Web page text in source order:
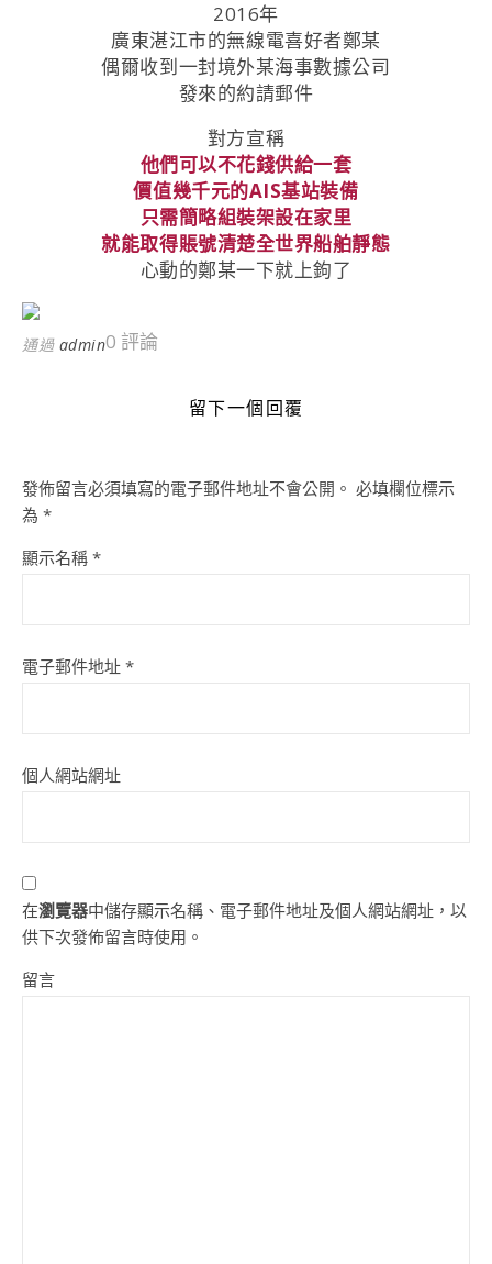
2016年
廣東湛江市的無線電喜好者鄭某
偶爾收到一封境外某海事數據公司
發來的約請郵件
對方宣稱
他們可以不花錢供給一套
價值幾千元的AIS基站裝備
只需簡略組裝架設在家里
就能取得賬號清楚全世界船舶靜態
心動的鄭某一下就上鉤了
通過 admin0 評論
留下一個回覆
發佈留言必須填寫的電子郵件地址不會公開。 必填欄位標示
為 *
顯示名稱 *
電子郵件地址 *
個人網站網址
在瀏覽器中儲存顯示名稱、電子郵件地址及個人網站網址，以
供下次發佈留言時使用。
留言